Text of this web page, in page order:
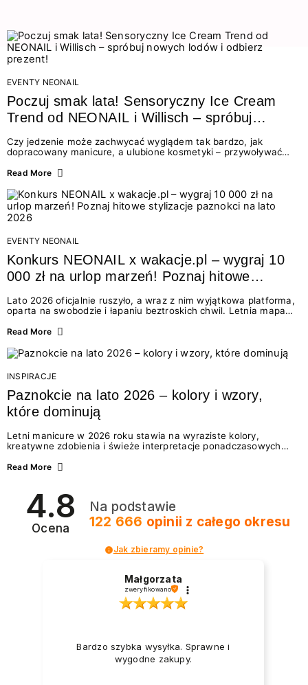
EVENTY NEONAIL
Poczuj smak lata! Sensoryczny Ice Cream
Trend od NEONAIL i Willisch – spróbuj
nowych lodów i odbierz prezent!
Czy jedzenie może zachwycać wyglądem tak bardzo, jak
dopracowany manicure, a ulubione kosmetyki – przywoływać
świata beauty i oszałamiających deserów to coś więcej niż
zmysłami: przez soczysty kolor, aksamitną teksturę,
orzeźwiający zapach i słodki akcent na podniebieniu. Tego lata
NEONAIL łączy siły z marką Willisch, tworząc unikalny projekt
na styku jedzenia i piękna....
Read More
EVENTY NEONAIL
Konkurs NEONAIL x wakacje.pl – wygraj 10
000 zł na urlop marzeń! Poznaj hitowe
Lato 2026 oficjalnie ruszyło, a wraz z nim wyjątkowa platforma,
oparta na swobodzie i łapaniu beztroskich chwil. Letnia mapa
doświadczenia wakacji – od spontanicznych wyjazdów, przez
Motywem przewodnim jest eksplorowanie i kolekcjonowanie
letnich momentów. Z tej okazji przygotowaliśmy coś absolutnie
wyjątkowego: wielki konkurs z wakacje.pl oraz dawkę
najgorętszych trendów w...
Read More
INSPIRACJE
Paznokcie na lato 2026 – kolory i wzory,
które dominują
Letni manicure w 2026 roku stawia na wyraziste kolory,
kreatywne zdobienia i świeże interpretacje ponadczasowych
zarówno energetycznych odcieni inspirowanych wakacjami, jak
2026? Znajdź inspirację dla swojego manicure!
Read More
4.8
Ocena
Na podstawie
122 666 opinii z całego okresu
Jak zbieramy opinie?
Małgorzata
zweryfikowano
Bardzo szybka wysyłka. Sprawne i
wygodne zakupy.